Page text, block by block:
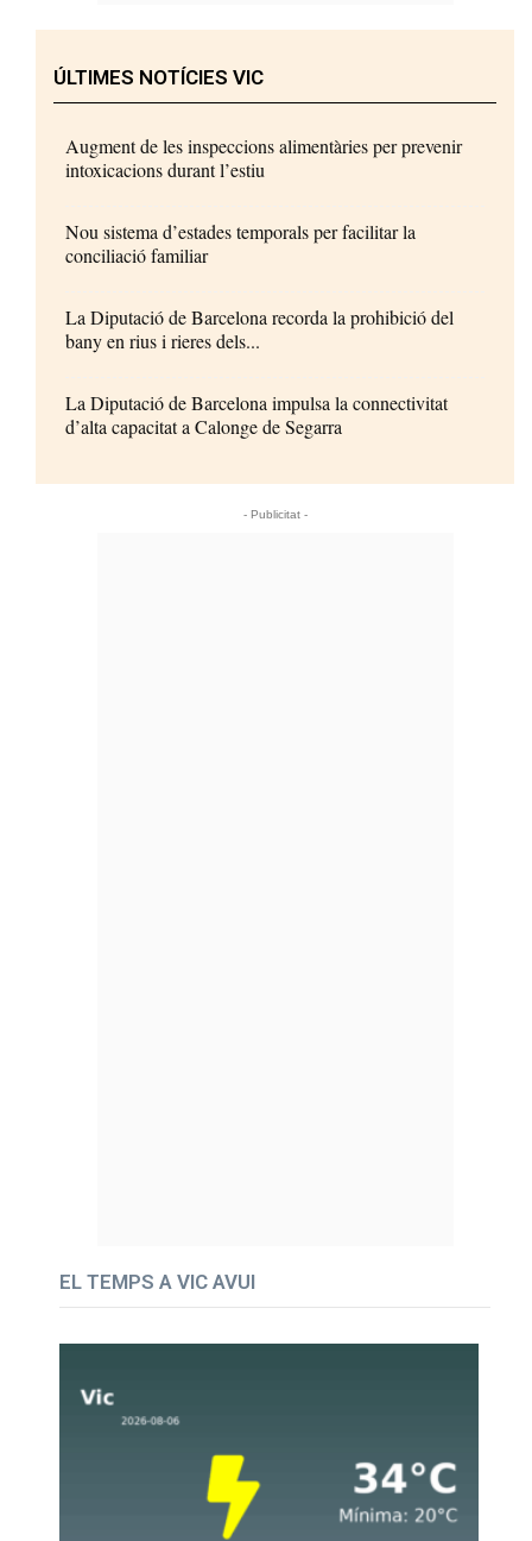
ÚLTIMES NOTÍCIES VIC
Augment de les inspeccions alimentàries per prevenir
intoxicacions durant l’estiu
Nou sistema d’estades temporals per facilitar la
conciliació familiar
La Diputació de Barcelona recorda la prohibició del
bany en rius i rieres dels...
La Diputació de Barcelona impulsa la connectivitat
d’alta capacitat a Calonge de Segarra
- Publicitat -
EL TEMPS A VIC AVUI